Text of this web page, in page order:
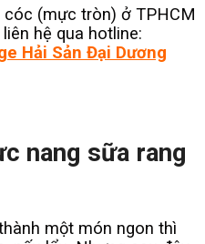
(mực tròn) ở TPHCM
hệ qua hotline:
Hải Sản Đại Dương
nang sữa rang
một món ngon thì